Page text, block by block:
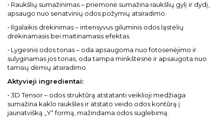
• Raukšlių sumažinimas – priemonė sumažina raukšlių gylį ir dydį,
apsaugo nuo senatvinių odos požymių atsiradimo.
• Ilgalaikis drėkinimas – intensyvus giluminis odos ląstelių
drėkinamasis bei maitinamasis efektas.
• Lygesnis odos tonas – oda apsaugoma nuo fotosenėjimo ir
sulyginamas jos tonas, oda tampa minkštesnė ir apsaugota nuo
tamsių dėmių atsiradimo.
Aktyvieji ingredientai:
• 3D Tensor – odos struktūrą atstatanti veiklioji medžiaga
sumažina kaklo raukšles ir atstato veido odos kontūrą į
jaunatvišką „Y“ formą, mažindama odos suglebimą.